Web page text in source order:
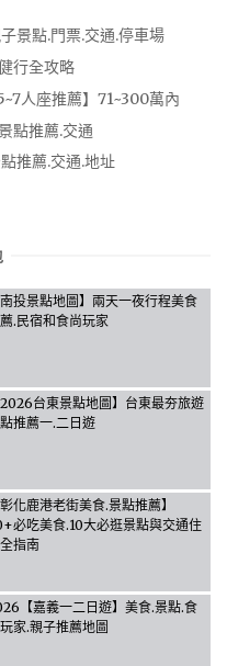
景點.門票.交通.停車場
行全攻略
人座推薦】71~300萬內
點推薦.交通
推薦.交通.地址
南投景點地圖】兩天一夜行程美食
.民宿和食尚玩家
2026台東景點地圖】台東最夯旅遊
推薦一.二日遊
彰化鹿港老街美食.景點推薦】
必吃美食.10大必逛景點與交通住
指南
【嘉義一二日遊】美食.景點.食
家.親子推薦地圖